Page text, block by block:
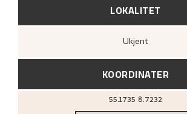
LOKALITET
Ukjent
KOORDINATER
55.1735 8.7232